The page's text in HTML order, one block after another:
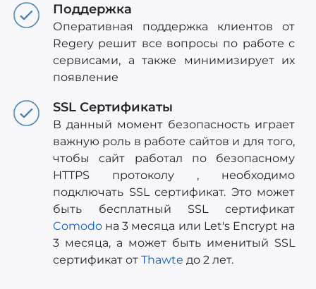
Поддержка
Оперативная поддержка клиентов от
Regery решит все вопросы по работе с
сервисами, а также минимизирует их
появление
SSL Сертификаты
В данный момент безопасность играет
важную роль в работе сайтов и для того,
чтобы сайт работал по безопасному
HTTPS протоколу , необходимо
подключать SSL сертификат. Это может
быть бесплатный SSL сертификат
Comodo на 3 месяца или Let's Encrypt на
3 месяца, а может быть именитый SSL
сертификат от Thawte до 2 лет.